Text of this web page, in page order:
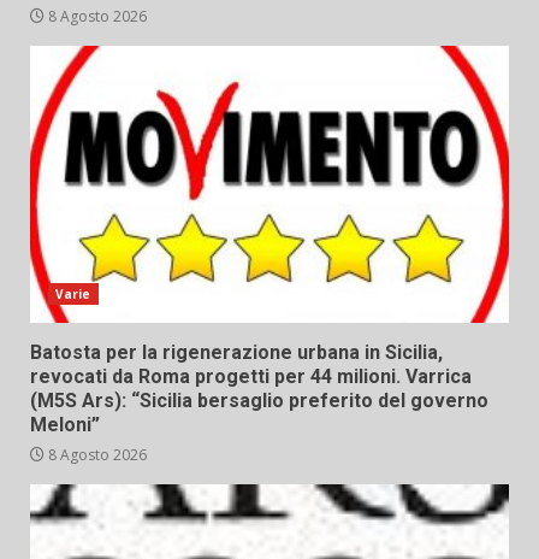
8 Agosto 2026
Varie
Batosta per la rigenerazione urbana in Sicilia,
revocati da Roma progetti per 44 milioni. Varrica
(M5S Ars): “Sicilia bersaglio preferito del governo
Meloni”
8 Agosto 2026